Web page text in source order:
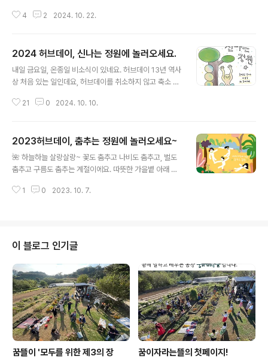
모두의 장날함께살장 오전 11시 ~ 오후 2시 (오후 2시 ~ 5
다가를 반복했던 지난 금요일, 꿈뜰 농장의 풍경입니다.허
리라도 신나게 놀자, 혹시라도 찾아올 손님들을 맞이하
자! 이런 마음으로요.팽팽의 알리오올리오 데뷔전에 쓰
일 마늘을 함께 다듬고, 팽셰프가 만들어준 파스타도 양
이도 했어요. 비가 와도 신나는 정원! 다음날 농장 곳곳에
4 2 2024. 10. 22.
2024 허브데이, 신나는 정원에 놀러오세요.
내일 금요일, 온종일 비소식이 있네요. 허브데이 13년 역사
상 처음 있는 일인데요, 허브데이를 취소하지 않고 축소 진
놀이’는 취소되었어요. 11월 2일에 열리는 에서 신나게 놀
비해둘 예정입니다. 비오는 허브데이 함께 즐겨요.토요일
은 변동 없이 진행합니다! 어쩌면 더 신나는 정원이 될 수도
있겠어요.2024 허브데이, 신나는 정원에 놀러오세요. 둘
가 늘어나요! 몸과 마음이 들썩들썩! 시끌벅적하게 놀아도
21 0 2024. 10. 10.
2023허브데이, 춤추는 정원에 놀러오세요~
🌺 하늘하늘 살랑살랑~ 꽃도 춤추고 나비도 춤추고, 벌도
춤추고 구름도 춤추는 계절이에요. 따뜻한 가을볕 아래 선
어요 💃🏻 반가운 이웃들과 어울려 몸으로, 마음으로, 소리
운 시간을 여러분과 함께 만끽하고 싶어요. 2023 허브데
이, 춤추는 정원에 놀러오세요. 😀 🌳 10월 20일(금)~21
일(토) 오후 2시~5시, 꿈이자라는뜰 농장에서 만나요. 👀
허브데이에서 맛볼 수 있는 즐거움들 • • • • • • • 🗓️ 10
월 20일(금) 2시~5시 • • • • • • • 🎙 홍동 ..
1 0 2023. 10. 7.
이 블로그 인기글
꿈뜰이 '모두를 위한 제3의 장
꿈이자라는뜰의 첫페이지!